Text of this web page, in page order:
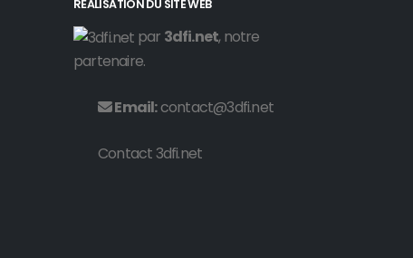
RÉALISATION DU SITE WEB
par 3dfi.net, notre
partenaire.
Email:contact@3dfi.net
Contact 3dfi.net